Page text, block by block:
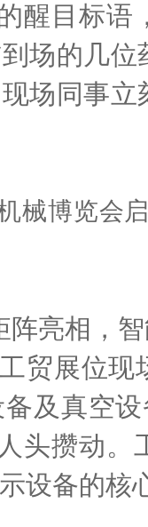
醒目标语
场的几
场同事
亮相，智
展位现
及真空
头攒动。
设备的核